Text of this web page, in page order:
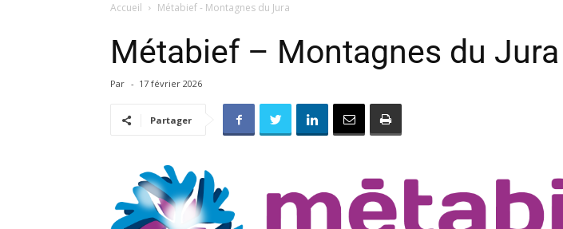
toute
Accueil Métabief - Montagnes du Jura
Métabief – Montagnes du Jura
Par - 17 février 2026
Partager